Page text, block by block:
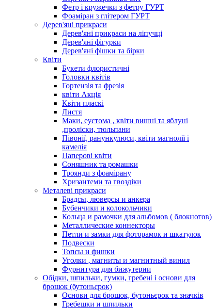
Фетр і кружечки з фетру ГУРТ
Фоаміран з глітером ГУРТ
Дерев'яні прикраси
Дерев'яні прикраси на ліпучці
Дерев'яні фігурки
Дерев'яні фішки та бірки
Квіти
Букети флористичні
Головки квітів
Гортензія та фрезія
квіти Акція
Квіти пласкі
Листя
Маки, еустома , квіти вишні та яблуні
,проліски, тюльпани
Півонії, ранункулюси, квіти магнолії і
камелія
Паперові квіти
Соняшник та ромашки
Троянди з фоамірану
Хризантеми та гвоздіки
Металеві прикраси
Брадсы, люверсы и анкера
Бубенчики и колокольчики
Кольца и рамочки для альбомов ( блокнотов)
Металлические коннекторы
Петли и замки для фоторамок и шкатулок
Подвески
Топсы и фишки
Уголки , магниты и магнитный винил
Фурнитура для бижутерии
Обідки, шпильки, гумки, гребені і основи для
брошок (бутоньєрок)
Основи для брошок, бутоньєрок та значків
Гребешки и шпильки